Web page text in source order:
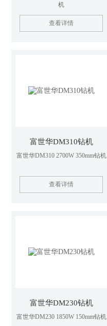
机
查看详情
富世华DM310钻机
富世华DM310 2700W 350mm钻机
查看详情
富世华DM230钻机
富世华DM230 1850W 150mm钻机